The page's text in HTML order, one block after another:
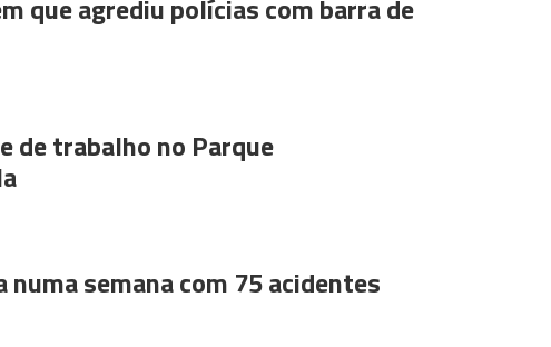
que agrediu polícias com barra de
de trabalho no Parque
semana com 75 acidentes